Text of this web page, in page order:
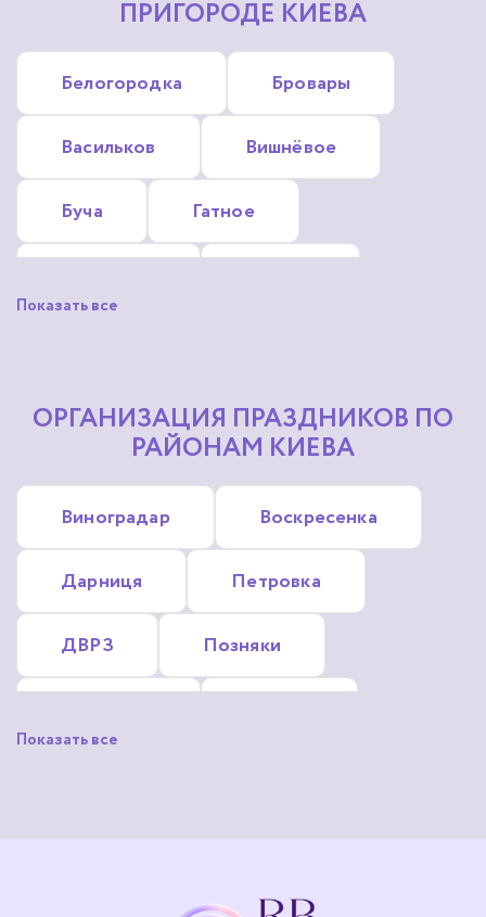
ПРИГОРОДЕ КИЕВА
Белогородка Бровары
Васильков Вишнёвое
Буча Гатное
Софиевская Борщаговка
Крюковщина
Новые Петровцы
Показать все
ОРГАНИЗАЦИЯ ПРАЗДНИКОВ ПО
РАЙОНАМ КИЕВА
Виноградар Воскресенка
Дарниця Петровка
ДВРЗ Позняки
Жуляны
Показать все